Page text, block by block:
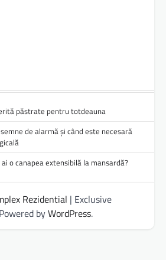
păstrate pentru totdeauna
de alarmă și când este necesară
o canapea extensibilă la mansardă?
Rezidential | Exclusive
byWordPress.